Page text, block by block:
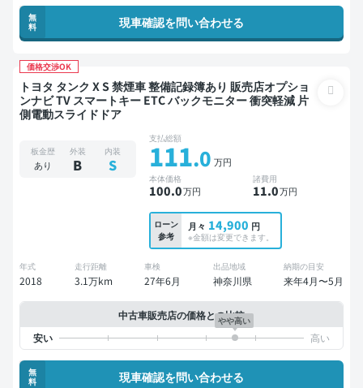
無
料
現車確認を問い合わせる
価格交渉OK
トヨタ タンク X S 禁煙車 整備記録簿あり 販売店オプショ
ンナビ TV スマートキー ETC バックモニター 衝突軽減 片
側電動スライドドア
板金歴
あり
外装
B
内装
S
支払総額
111.0 万円
本体価格
100.0万円
諸費用
11.0万円
ローン
参考
月々 14,900 円
※金額は変更できます。
年式
2018
走行距離
3.1万km
車検
27年6月
出品地域
神奈川県
納期の目安
来年4月〜5月
中古車販売店の価格との比較
やや高い
無
料
現車確認を問い合わせる